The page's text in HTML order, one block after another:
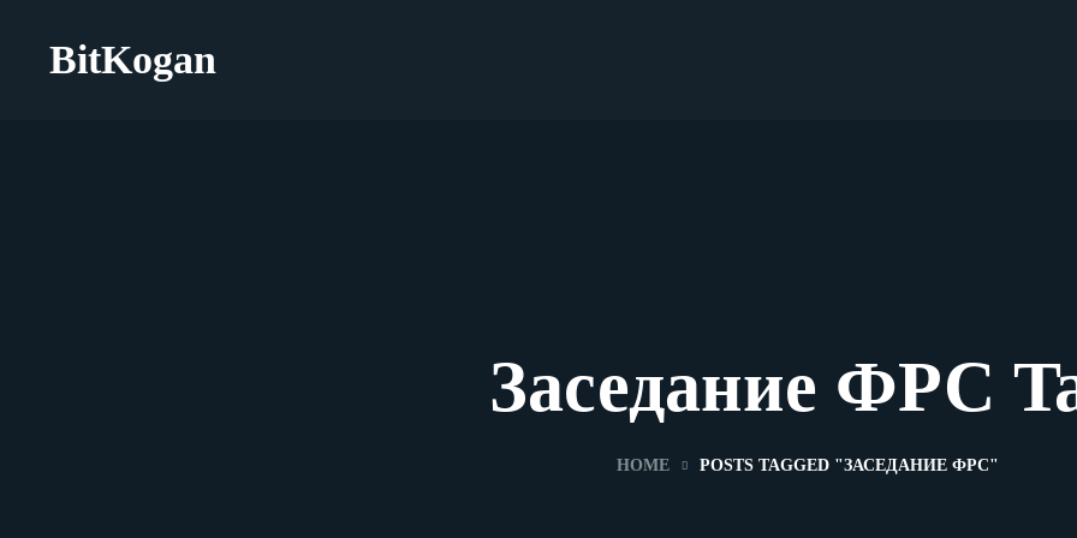
BitKogan
Заседание ФРС
HOME POSTS TAGGED "ЗАСЕДАНИЕ ФРС"